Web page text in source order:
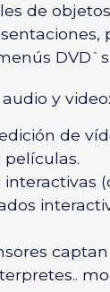
de
DVD`s.
y video:
de
interactivas